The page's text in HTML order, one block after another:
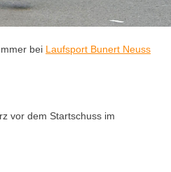
bei Laufsport Bunert Neuss
vor dem Startschuss im